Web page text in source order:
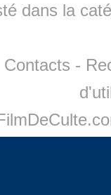
dans la
Contacts -